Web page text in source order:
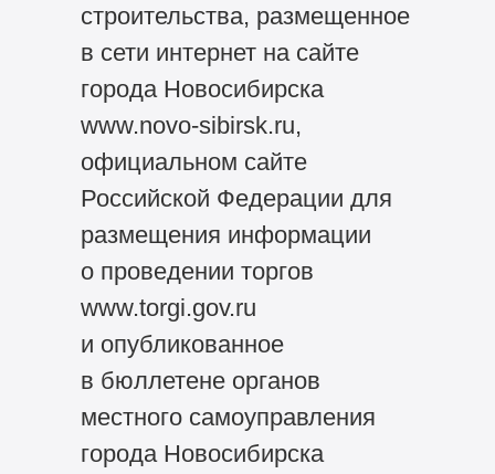
строительства, размещенное
в сети интернет на сайте
города Новосибирска
www.novo-sibirsk.ru,
официальном сайте
Российской Федерации для
размещения информации
о проведении торгов
www.torgi.gov.ru
и опубликованное
в бюллетене органов
местного самоуправления
города Новосибирска